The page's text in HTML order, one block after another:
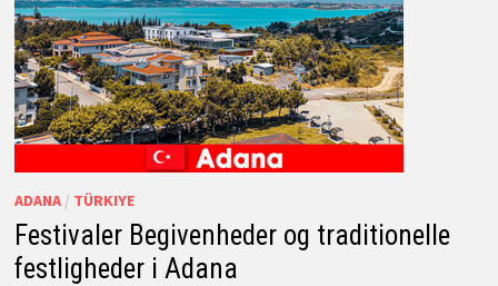
ADANA/ TÜRKIYE
Festivaler Begivenheder og traditionelle
festligheder i Adana